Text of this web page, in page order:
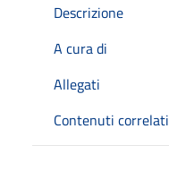
Descrizione
A cura di
Allegati
Contenuti correlati